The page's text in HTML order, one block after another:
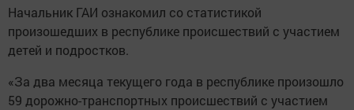
Начальник ГАИ ознакомил со статистикой
произошедших в республике происшествий с участием
детей и подростков.
«За два месяца текущего года в республике произошло
59 дорожно-транспортных происшествий с участием